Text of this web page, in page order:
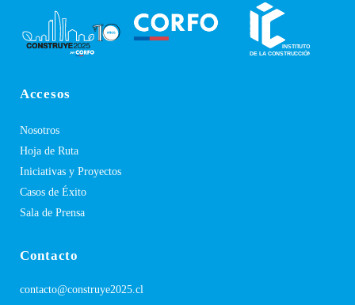
Accesos
Nosotros
Hoja de Ruta
Iniciativas y Proyectos
Casos de Éxito
Sala de Prensa
Contacto
contacto@construye2025.cl